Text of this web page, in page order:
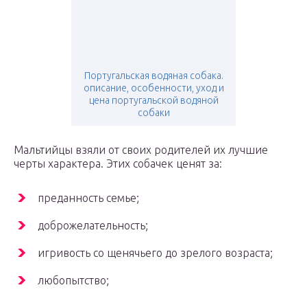
Португальская водяная собака.
описание, особенности, уход и
цена португальской водяной
собаки
Мальтийцы взяли от своих родителей их лучшие
черты характера. Этих собачек ценят за:
преданность семье;
доброжелательность;
игривость со щенячьего до зрелого возраста;
любопытство;